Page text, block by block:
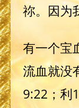
祢。因为
有一个宝
流血就没
9:22；利